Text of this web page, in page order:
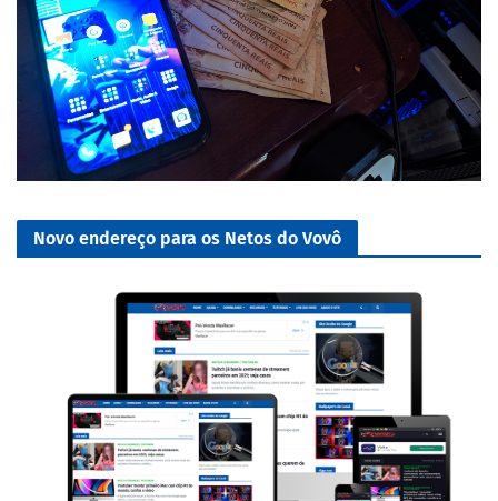
Novo endereço para os Netos do Vovô